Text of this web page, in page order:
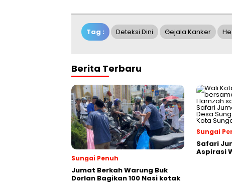
Tag : Deteksi Dini Gejala Kanker
Berita Terbaru
Sungai Penuh
Jumat Berkah Warung Buk
Dorlan Bagikan 100 Nasi kotak
Sungai
Safari
Aspirasi